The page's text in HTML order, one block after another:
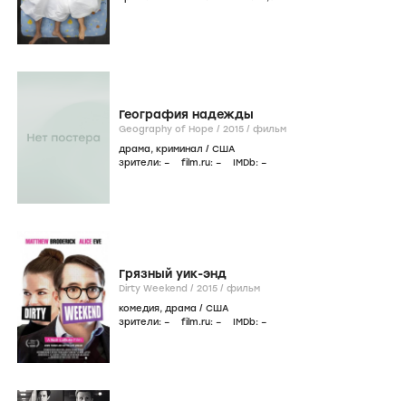
География надежды
Geography of Hope / 2015 / фильм
драма, криминал / США
зрители: – film.ru: – IMDb: –
Грязный уик-энд
Dirty Weekend / 2015 / фильм
комедия, драма / США
зрители: – film.ru: – IMDb: –